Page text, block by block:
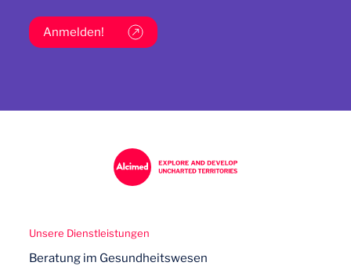
Anmelden!
Unsere Dienstleistungen
Beratung im Gesundheitswesen